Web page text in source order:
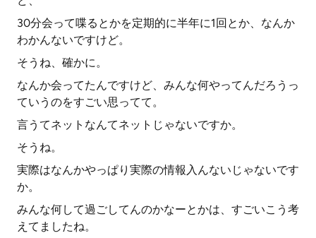
30分会って喋るとかを定期的に半年に1回とか、なんか
わかんないですけど。
そうね、確かに。
なんか会ってたんですけど、みんな何やってんだろうっ
ていうのをすごい思ってて。
言うてネットなんてネットじゃないですか。
そうね。
実際はなんかやっぱり実際の情報入んないじゃないです
か。
みんな何して過ごしてんのかなーとかは、すごいこう考
えてましたね。